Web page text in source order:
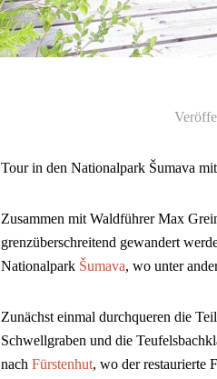
Tour in den Nationalpark Šumava
Zusammen mit Waldführer Max
grenzüberschreitend gewandert
Nationalpark Šumava, wo unter
Zunächst einmal durchqueren die
Schwellgraben und die
nach Fürstenhut, wo der restaurierte